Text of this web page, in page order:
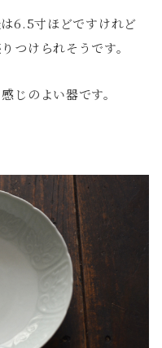
6.5寸ほどですけれど
つけられそうです。
じのよい器です。